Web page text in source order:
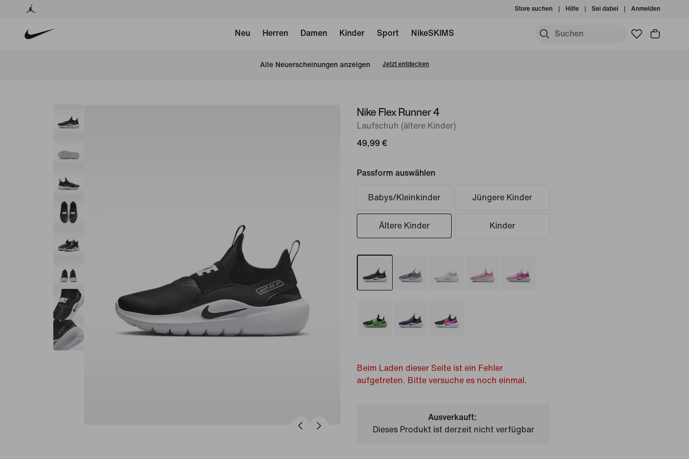
Store suchen Hilfe Sei dabei Anmelden
Neu Herren Damen Kinder Sport NikeSKIMS
Alle Neuerscheinungen anzeigen Jetzt entdecken
Bild 1Nike Flex Runner 4
Laufschuh (ältere Kinder)
49,99 €
Passform auswählen
Babys/Kleinkinder Jüngere Kinder
Ältere Kinder Kinder
Beim Laden dieser Seite ist ein Fehler
aufgetreten. Bitte versuche es noch einmal.
Ausverkauft:
Dieses Produkt ist derzeit nicht verfügbar